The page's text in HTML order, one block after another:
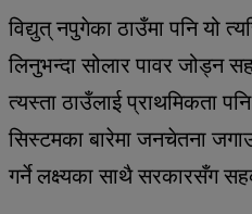
विद्युत् नपुगेका ठाउँमा पनि यो
लिनुभन्दा सोलार पावर जोड्न
त्यस्ता ठाउँलाई प्राथमिकता
सिस्टमका बारेमा जनचेतना
गर्ने लक्ष्यका साथै सरकारसँग